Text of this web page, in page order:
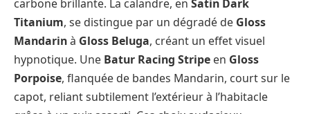
carbone brillante. La calandre, en Satin Dark
Titanium, se distingue par un dégradé de Gloss
Mandarinà Gloss Beluga, créant un effet visuel
hypnotique. Une Batur Racing Stripe en Gloss
Porpoise, flanquée de bandes Mandarin, court sur le
capot, reliant subtilement l’extérieur à l’habitacle